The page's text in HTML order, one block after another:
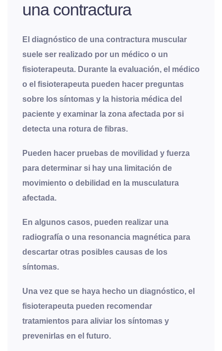
una contractura
El diagnóstico de una contractura muscular
suele ser realizado por un médico o un
fisioterapeuta. Durante la evaluación, el médico
o el fisioterapeuta pueden hacer preguntas
sobre los síntomas y la historia médica del
paciente y examinar la zona afectada por si
detecta una rotura de fibras.
Pueden hacer pruebas de movilidad y fuerza
para determinar si hay una limitación de
movimiento o debilidad en la musculatura
afectada.
En algunos casos, pueden realizar una
radiografía o una resonancia magnética para
descartar otras posibles causas de los
síntomas.
Una vez que se haya hecho un diagnóstico, el
fisioterapeuta pueden recomendar
tratamientos para aliviar los síntomas y
prevenirlas en el futuro.